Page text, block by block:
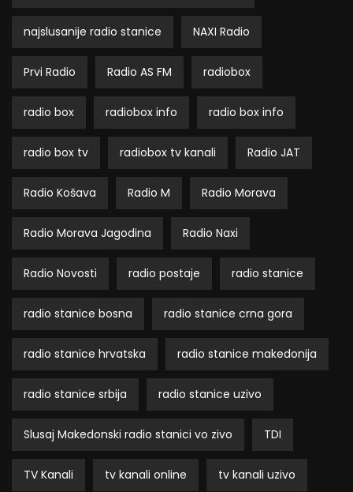
najslusanije radio stanice NAXI Radio
Prvi Radio Radio AS FM radiobox
radio box radiobox info radio box info
radio box tv radiobox tv kanali Radio JAT
Radio Košava Radio M Radio Morava
Radio Morava Jagodina Radio Naxi
Radio Novosti radio postaje radio stanice
radio stanice bosna radio stanice crna gora
radio stanice hrvatska radio stanice makedonija
radio stanice srbija radio stanice uzivo
Slusaj Makedonski radio stanici vo zivo TDI
TV Kanali tv kanali online tv kanali uzivo